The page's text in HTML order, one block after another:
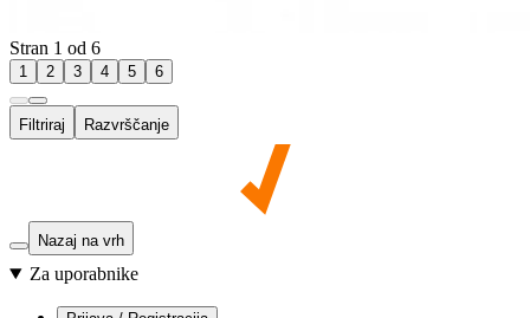
Stran 1 od 6
1 2 3 4 5 6
Filtriraj Razvrščanje
Nazaj na vrh
Za uporabnike